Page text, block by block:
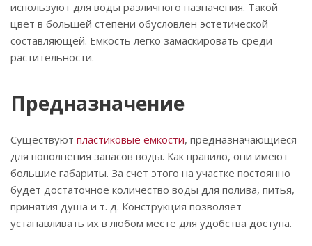
используют для воды различного назначения. Такой
цвет в большей степени обусловлен эстетической
составляющей. Емкость легко замаскировать среди
растительности.
Предназначение
Существуют пластиковые емкости, предназначающиеся
для пополнения запасов воды. Как правило, они имеют
большие габариты. За счет этого на участке постоянно
будет достаточное количество воды для полива, питья,
принятия душа и т. д. Конструкция позволяет
устанавливать их в любом месте для удобства доступа.